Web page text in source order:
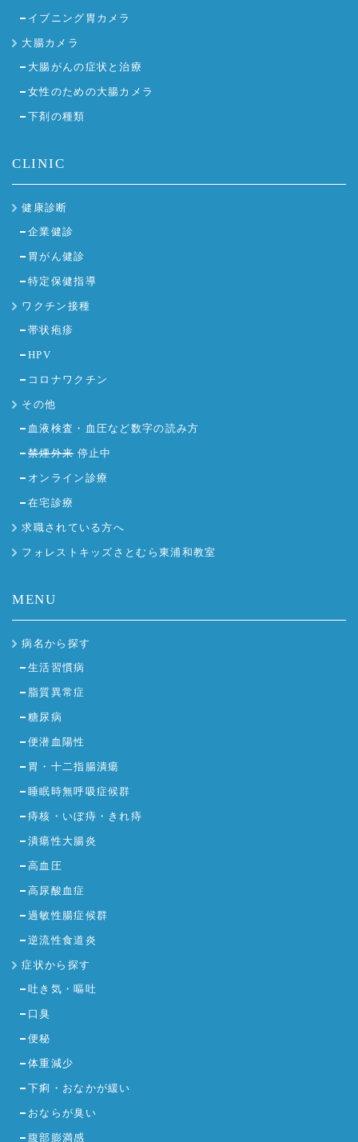
イブニング胃カメラ
大腸カメラ
大腸がんの症状と治療
女性のための大腸カメラ
下剤の種類
CLINIC
健康診断
企業健診
胃がん健診
特定保健指導
ワクチン接種
帯状疱疹
HPV
コロナワクチン
その他
血液検査・血圧など数字の読み方
禁煙外来停止中
オンライン診療
在宅診療
求職されている方へ
フォレストキッズさとむら東浦和教室
MENU
病名から探す
生活習慣病
脂質異常症
糖尿病
便潜血陽性
胃・十二指腸潰瘍
睡眠時無呼吸症候群
痔核・いぼ痔・きれ痔
潰瘍性大腸炎
高血圧
高尿酸血症
過敏性腸症候群
逆流性食道炎
症状から探す
吐き気・嘔吐
口臭
便秘
体重減少
下痢・おなかが緩い
おならが臭い
腹部膨満感